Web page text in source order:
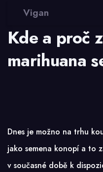
Vigan
Kde a proč
marihuana
Dnes je možno na trhu
jako semena konopí a to
v současné době k